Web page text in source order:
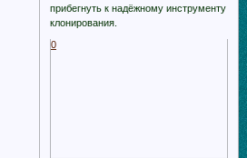
прибегнуть к надёжному инструменту
клонирования.
0